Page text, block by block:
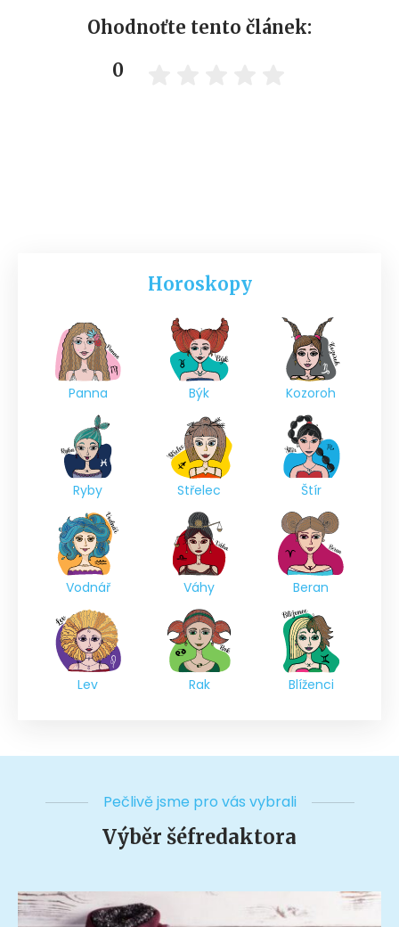
Ohodnoťte tento článek:
0
Horoskopy
Panna Býk Kozoroh
Ryby Střelec Štír
Vodnář Váhy Beran
Lev Rak Blíženci
Pečlivě jsme pro vás vybrali
Výběr šéfredaktora